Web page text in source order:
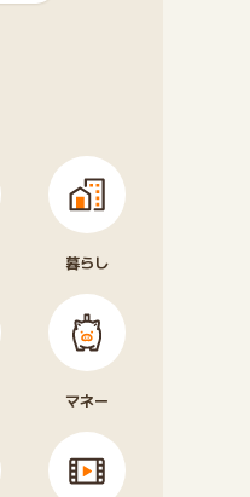
暮らし
マネー